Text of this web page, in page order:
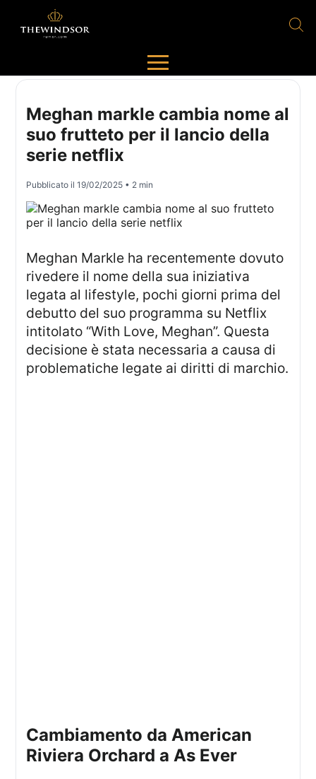
Meghan markle cambia nome al
suo frutteto per il lancio della
serie netflix
Pubblicato il19/02/2025 • 2 min
Meghan Markle ha recentemente dovuto
rivedere il nome della sua iniziativa
legata al lifestyle, pochi giorni prima del
debutto del suo programma su Netflix
intitolato “With Love, Meghan”. Questa
decisione è stata necessaria a causa di
problematiche legate ai diritti di marchio.
cambiamento da American
Riviera Orchard a As Ever